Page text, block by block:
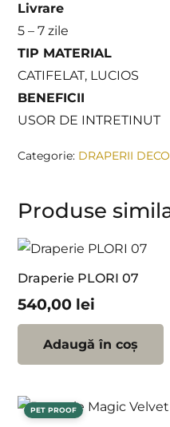
Livrare
5 – 7 zile
TIP MATERIAL
CATIFELAT, LUCIOS
BENEFICII
USOR DE INTRETINUT
Categorie: DRAPERII
Produse
Draperie PLORI 07
540,00 lei
Adaugă în coș
PET PROOF